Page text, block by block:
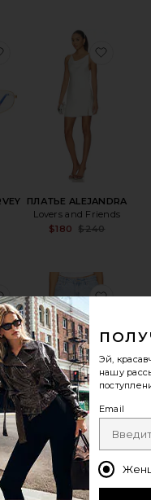
MARISA
избранноеОЧКИ THE
ПЛАТЬЕ ALEJANDRA
Lovers and Friends
$180
$240
WOVEN CLUTCH BAG
избранноеТОП-
ЮБКА 99
Abrand
$88
Эй,
нашу
Email